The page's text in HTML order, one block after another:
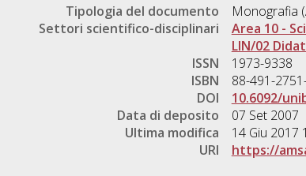
Tipologia del documento
Monografia
Settori scientifico-disciplinari
Area 10 -
LIN/02
ISSN
1973-9338
ISBN
88-491-
DOI
10.6092/
Data di deposito
07 Set 2007
Ultima modifica
14 Giu 2017
URI
https://